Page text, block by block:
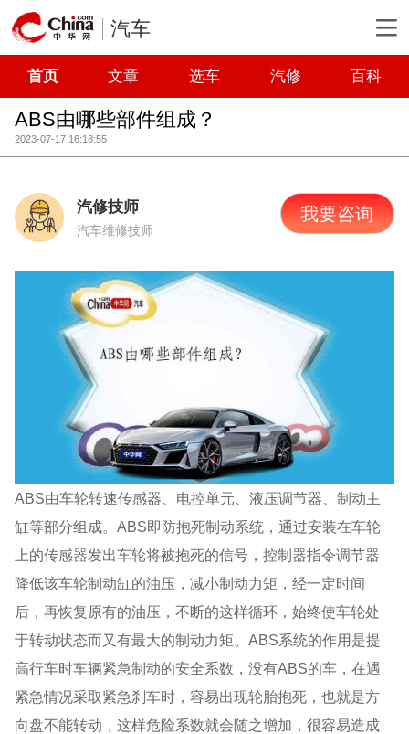
汽车
首页 文章 选车 汽修 百科
ABS由哪些部件组成？
2023-07-17 16:18:55
汽修技师
汽车维修技师
我要咨询
ABS由车轮转速传感器、电控单元、液压调节器、制动主
缸等部分组成。ABS即防抱死制动系统，通过安装在车轮
上的传感器发出车轮将被抱死的信号，控制器指令调节器
降低该车轮制动缸的油压，减小制动力矩，经一定时间
后，再恢复原有的油压，不断的这样循环，始终使车轮处
于转动状态而又有最大的制动力矩。ABS系统的作用是提
高行车时车辆紧急制动的安全系数，没有ABS的车，在遇
紧急情况采取紧急刹车时，容易出现轮胎抱死，也就是方
向盘不能转动，这样危险系数就会随之增加，很容易造成